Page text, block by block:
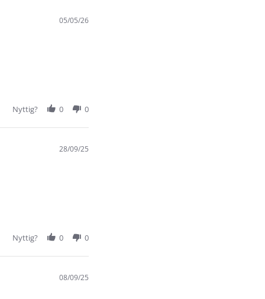
05/05/26
Nyttig? 0 0
28/09/25
Nyttig? 0 0
08/09/25